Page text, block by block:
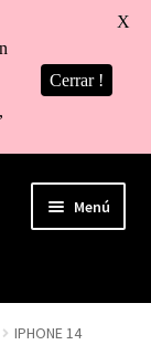
Menú
IPHONE 14
Cerrar !
X